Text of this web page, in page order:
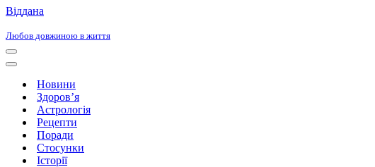
навігації
Віддана
Любов довжиною в життя
Меню
навігації
Меню
навігаціїНовини
Здоров’я
Астрологія
Рецепти
Поради
Стосунки
Історії